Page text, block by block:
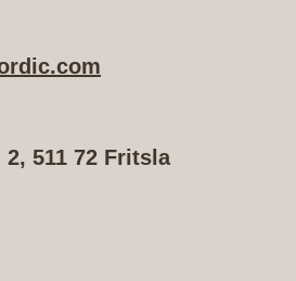
511 72 Fritsla